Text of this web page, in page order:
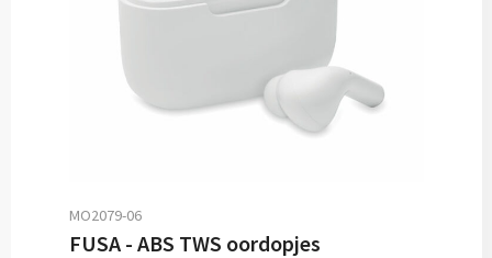
MO2079-06
FUSA - ABS TWS oordopjes